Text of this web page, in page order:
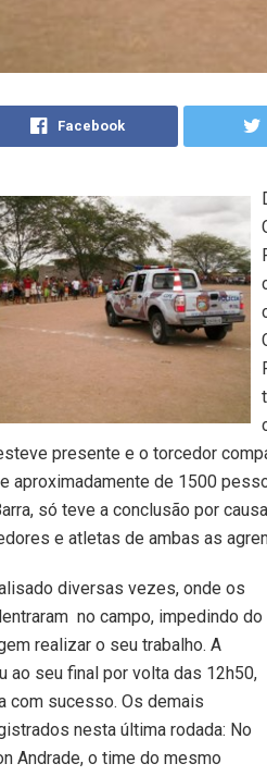
Facebook
presente e o torcedor
aproximadamente de 1500
só teve a conclusão por
e atletas de ambas as
diversas vezes, onde os
no campo, impedindo do
realizar o seu trabalho. A
ao seu final por volta das 12h50,
com sucesso. Os demais
nesta última rodada: No
Andrade, o time do mesmo